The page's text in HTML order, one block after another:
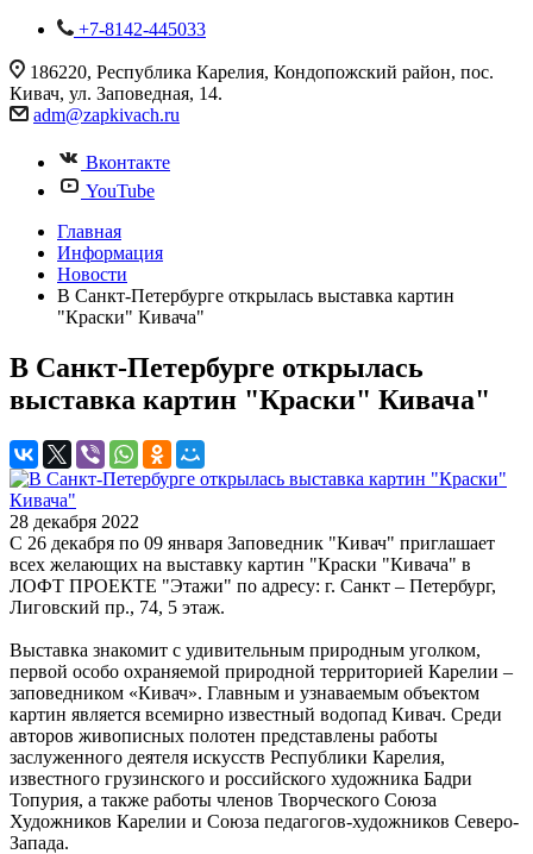
+7-8142-445033
186220, Республика Карелия, Кондопожский район, пос.
Кивач, ул. Заповедная, 14.
adm@zapkivach.ru
Вконтакте
YouTube
Главная
Информация
Новости
В Санкт-Петербурге открылась выставка картин
"Краски" Кивача"
В Санкт-Петербурге открылась
выставка картин "Краски" Кивача"
28 декабря 2022
С 26 декабря по 09 января Заповедник "Кивач" приглашает
всех желающих на выставку картин "Краски "Кивача" в
ЛОФТ ПРОЕКТЕ "Этажи" по адресу: г. Санкт – Петербург,
Лиговский пр., 74, 5 этаж.
Выставка знакомит с удивительным природным уголком,
первой особо охраняемой природной территорией Карелии –
заповедником «Кивач». Главным и узнаваемым объектом
картин является всемирно известный водопад Кивач. Среди
авторов живописных полотен представлены работы
заслуженного деятеля искусств Республики Карелия,
известного грузинского и российского художника Бадри
Топурия, а также работы членов Творческого Союза
Художников Карелии и Союза педагогов-художников Северо-
Запада.